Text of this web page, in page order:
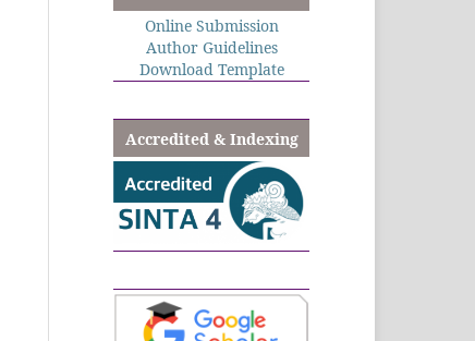
Online Submission
Author Guidelines
Download Template
Accredited & Indexing